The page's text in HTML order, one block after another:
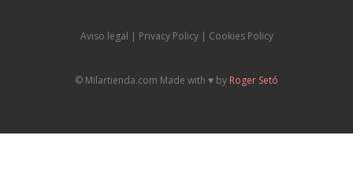
Aviso legal | Privacy Policy | Cookies Policy
© Milartienda.com Made with ♥️ by Roger Setó